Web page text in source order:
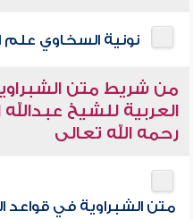
نونية السخاوي علم
من شريط متن
العربية للشيخ
رحمه الله تعالى
متن الشبراوية في قواعد